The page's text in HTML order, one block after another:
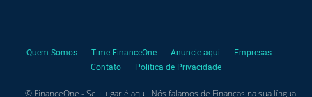
Quem Somos Time FinanceOne Anuncie aqui
Empresas
Contato
Política de Privacidade
© FinanceOne - Seu lugar é aqui. Nós falamos de Finanças na sua língua!